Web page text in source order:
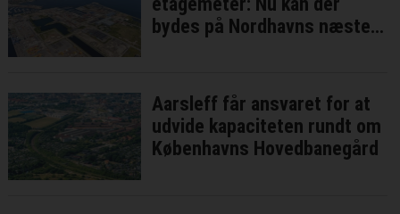
bydes på Nordhavns næste
Aarsleff får ansvaret for at
udvide kapaciteten rundt om
Københavns Hovedbanegård